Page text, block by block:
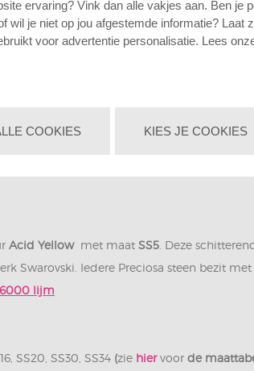
Acid Yellow met maat SS5 . Deze
Swarovski. Iedere Preciosa steen bezit
lijm
SS20, SS30, SS34 (zie hier voor de
ervaring? Vink dan alle vakjes aan. Ben je
wil je niet op jou afgestemde informatie? Laat
voor advertentie personalisatie. Lees
COOKIES KIES JE COOKIES